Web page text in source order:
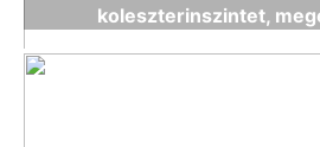
koleszterinszintet,